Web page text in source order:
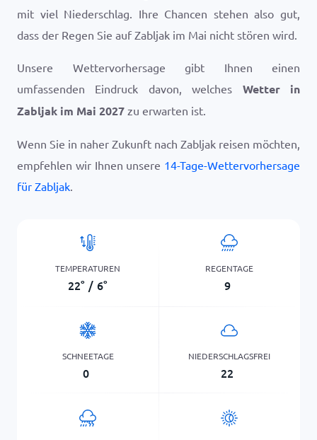
mit viel Niederschlag. Ihre Chancen stehen also gut,
dass der Regen Sie auf Zabljak im Mai nicht stören wird.
Unsere Wettervorhersage gibt Ihnen einen
umfassenden Eindruck davon, welches Wetter in
Zabljak im Mai 2027 zu erwarten ist.
Wenn Sie in naher Zukunft nach Zabljak reisen möchten,
empfehlen wir Ihnen unsere 14-Tage-Wettervorhersage
für Zabljak.
TEMPERATUREN
22° / 6°
REGENTAGE
9
SCHNEETAGE
0
NIEDERSCHLAGSFREI
22